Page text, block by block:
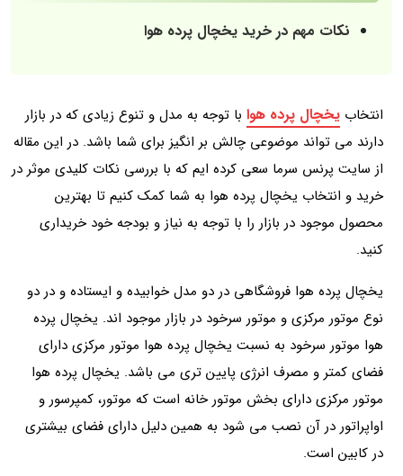
نکات مهم در خرید یخچال پرده هوا
انتخاب یخچال پرده هوا با توجه به مدل و تنوع زیادی که در بازار
دارند می تواند موضوعی چالش بر انگیز برای شما باشد. در این مقاله
از سایت پرنس سرما سعی کرده ایم که با بررسی نکات کلیدی موثر در
خرید و انتخاب یخچال پرده هوا به شما کمک کنیم تا بهترین
محصول موجود در بازار را با توجه به نیاز و بودجه خود خریداری
کنید.
یخچال پرده هوا فروشگاهی در دو مدل خوابیده و ایستاده و در دو
نوع موتور مرکزی و موتور سرخود در بازار موجود اند. یخچال پرده
هوا موتور سرخود به نسبت یخچال پرده هوا موتور مرکزی دارای
فضای کمتر و مصرف انرژی پایین تری می باشد. یخچال پرده هوا
موتور مرکزی دارای بخش موتور خانه است که موتور، کمپرسور و
اواپراتور در آن نصب می شود به همین دلیل دارای فضای بیشتری
در کابین است.